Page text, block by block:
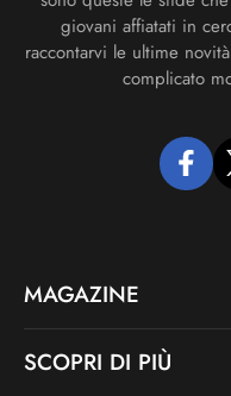
giovani affiatati in
raccontarvi le ultime
complicato
MAGAZINE
SCOPRI DI PIÙ